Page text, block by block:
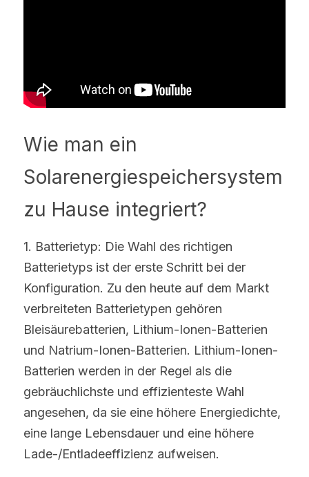
Wie man ein
Solarenergiespeichersystem
zu Hause integriert?
1. Batterietyp: Die Wahl des richtigen
Batterietyps ist der erste Schritt bei der
Konfiguration. Zu den heute auf dem Markt
verbreiteten Batterietypen gehören
Bleisäurebatterien, Lithium-Ionen-Batterien
und Natrium-Ionen-Batterien. Lithium-Ionen-
Batterien werden in der Regel als die
gebräuchlichste und effizienteste Wahl
angesehen, da sie eine höhere Energiedichte,
eine lange Lebensdauer und eine höhere
Lade-/Entladeeffizienz aufweisen.